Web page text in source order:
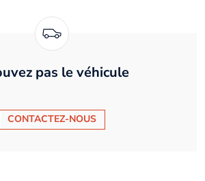
pas le véhicule
CONTACTEZ-NOUS